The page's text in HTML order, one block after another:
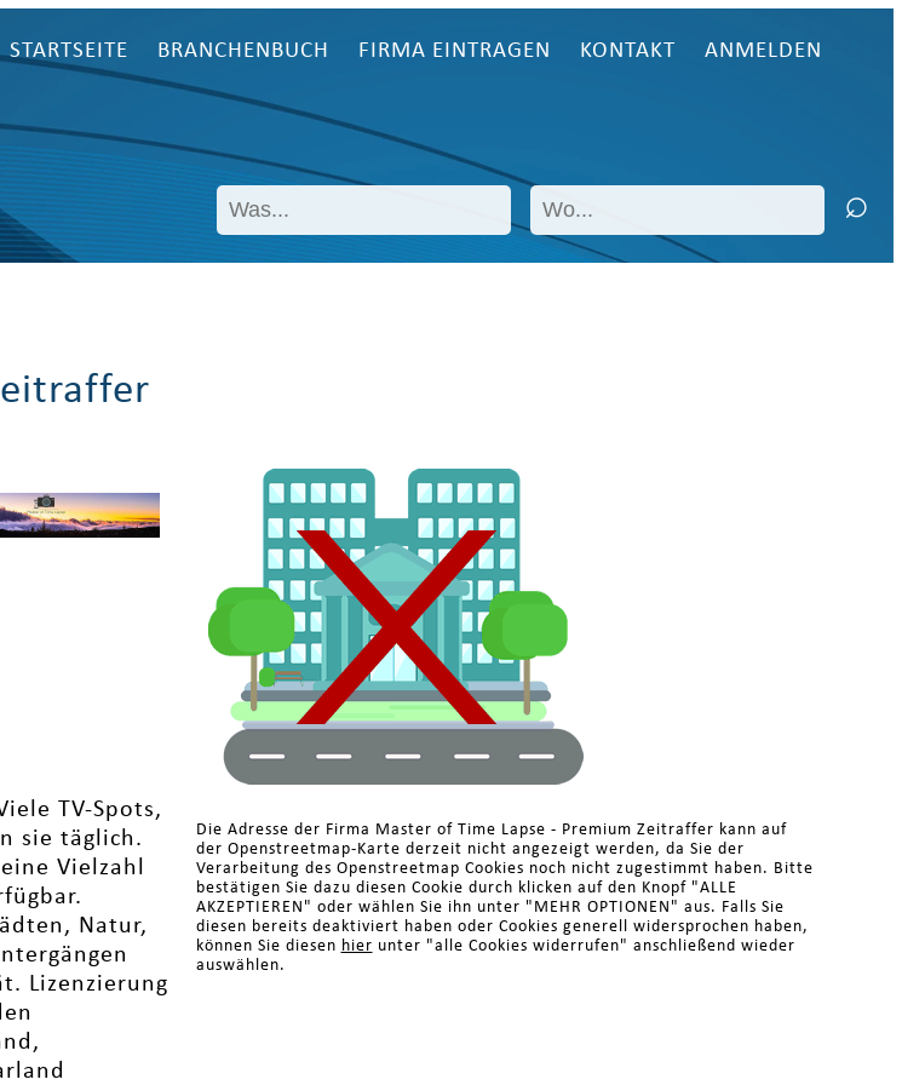
STARTSEITE BRANCHENBUCH FIRMA EINTRAGEN KONTAKT ANMELDEN
TV-Spots,
sie täglich.
Vielzahl
Natur,
Lizenzierung
Die Adresse der Firma Master of Time Lapse - Premium Zeitraffer kann auf
der Openstreetmap-Karte derzeit nicht angezeigt werden, da Sie der
Verarbeitung des Openstreetmap Cookies noch nicht zugestimmt haben. Bitte
bestätigen Sie dazu diesen Cookie durch klicken auf den Knopf "ALLE
AKZEPTIEREN" oder wählen Sie ihn unter "MEHR OPTIONEN" aus. Falls Sie
diesen bereits deaktiviert haben oder Cookies generell widersprochen haben,
können Sie diesen hier unter "alle Cookies widerrufen" anschließend wieder
auswählen.